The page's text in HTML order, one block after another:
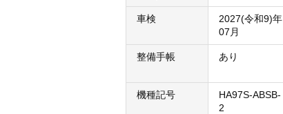
車検
2027(令和9)年
07月
整備手帳 あり
機種記号
HA97S-ABSB-
2